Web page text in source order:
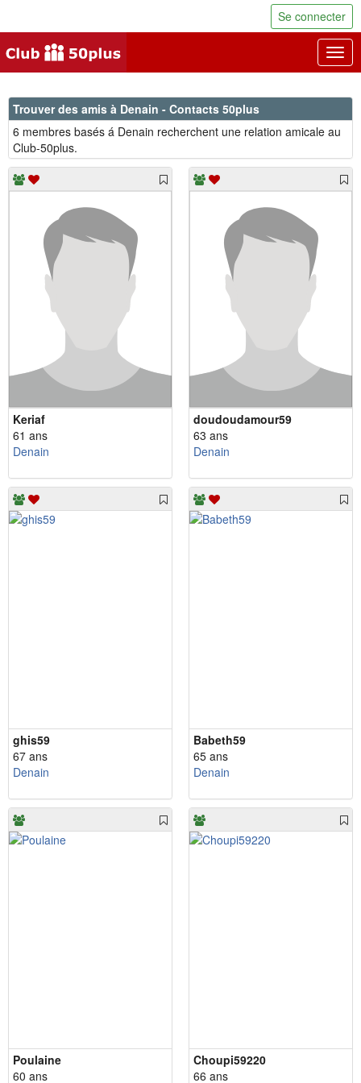
Se connecter
Trouver des amis à Denain - Contacts 50plus
6 membres basés á Denain recherchent une relation amicale au
Club-50plus.
Keriaf
61 ans
Denain
doudoudamour59
63 ans
Denain
ghis59
67 ans
Denain
Babeth59
65 ans
Denain
Poulaine
60 ans
Choupi59220
66 ans